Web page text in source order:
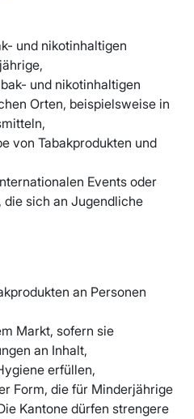
und nikotinhaltigen
und nikotinhaltigen
Orten, beispielsweise in
von Tabakprodukten und
Events oder
die sich an Jugendliche
an Personen
Markt, sofern sie
an Inhalt,
erfüllen,
Form, die für Minderjährige
Kantone dürfen strengere